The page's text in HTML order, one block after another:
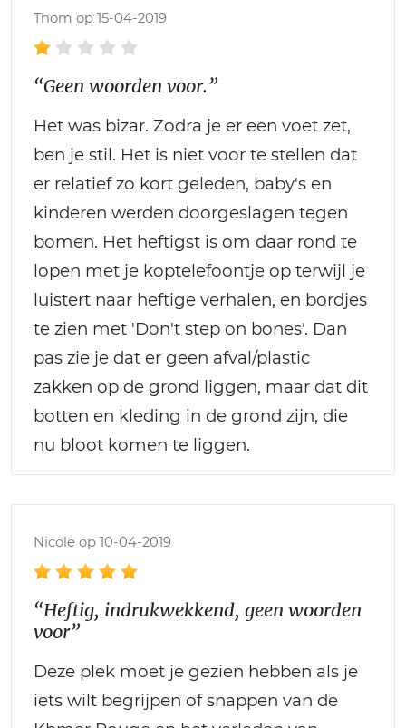
Thom op 15-04-2019
“Geen woorden voor.”
Het was bizar. Zodra je er een voet zet,
ben je stil. Het is niet voor te stellen dat
er relatief zo kort geleden, baby's en
kinderen werden doorgeslagen tegen
bomen. Het heftigst is om daar rond te
lopen met je koptelefoontje op terwijl je
luistert naar heftige verhalen, en bordjes
te zien met 'Don't step on bones'. Dan
pas zie je dat er geen afval/plastic
zakken op de grond liggen, maar dat dit
botten en kleding in de grond zijn, die
nu bloot komen te liggen.
Nicole op 10-04-2019
“Heftig, indrukwekkend, geen woorden
voor”
Deze plek moet je gezien hebben als je
iets wilt begrijpen of snappen van de